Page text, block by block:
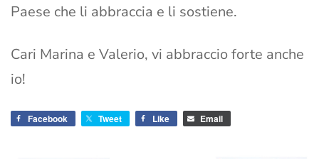
Paese che li abbraccia e li sostiene.
Cari Marina e Valerio, vi abbraccio forte anche
io!
Facebook Tweet Like Email